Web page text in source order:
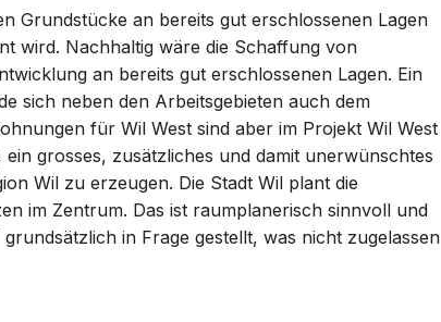
Grundstücke an bereits gut erschlossenen Lagen
wird. Nachhaltig wäre die Schaffung von
an bereits gut erschlossenen Lagen. Ein
sich neben den Arbeitsgebieten auch dem
für Wil West sind aber im Projekt Wil West
grosses, zusätzliches und damit unerwünschtes
Wil zu erzeugen. Die Stadt Wil plant die
im Zentrum. Das ist raumplanerisch sinnvoll und
in Frage gestellt, was nicht zugelassen